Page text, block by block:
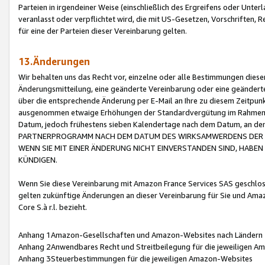
Parteien in irgendeiner Weise (einschließlich des Ergreifens oder
veranlasst oder verpflichtet wird, die mit US-Gesetzen, Vorschriften,
für eine der Parteien dieser Vereinbarung gelten.
13.Änderungen
Wir behalten uns das Recht vor, einzelne oder alle Bestimmungen
Änderungsmitteilung, eine geänderte Vereinbarung oder eine
über die entsprechende Änderung per E-Mail an Ihre zu diesem
ausgenommen etwaige Erhöhungen der Standardvergütung im
Datum, jedoch frühestens sieben Kalendertage nach dem Datum, an
PARTNERPROGRAMM NACH DEM DATUM DES WIRKSAMWERDENS
WENN SIE MIT EINER ÄNDERUNG NICHT EINVERSTANDEN SIND,
KÜNDIGEN.
Wenn Sie diese Vereinbarung mit Amazon France Services SAS
gelten zukünftige Änderungen an dieser Vereinbarung für Sie und
Core S.à r.l. bezieht.
Anhang 1Amazon-Gesellschaften und Amazon-Websites nach Ländern
Anhang 2Anwendbares Recht und Streitbeilegung für die jeweiligen
Anhang 3Steuerbestimmungen für die jeweiligen Amazon-Websites